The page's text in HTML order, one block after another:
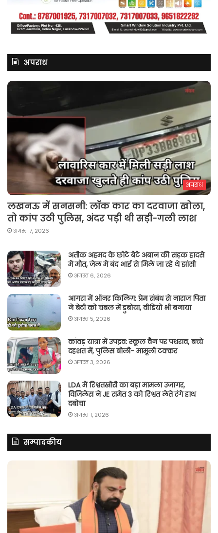
अपराध
अपराध
लखनऊ में सनसनी: लॉक कार का दरवाजा खोला,
तो कांप उठी पुलिस, अंदर पड़ी थी सड़ी-गली लाश
अगस्त 7, 2026
अतीक अहमद के छोटे बेटे अबान की सड़क हादसे
में मौत, जेल में बंद भाई से मिले जा रहे थे झांसी
अगस्त 6, 2026
आगरा में ऑनर किलिग़: प्रेम संबंध से नाराज पिता
ने बेटी को चंबल में डुबोया, वीडियो भी बनाया
अगस्त 5, 2026
कांवड़ यात्रा में उपद्रव: स्कूल वैन पर पथराव, बच्चे
दहशत में, पुलिस बोली- मामूली टक्कर
अगस्त 3, 2026
LDA में रिश्वतखोरी का बड़ा मामला उजागर,
विजिलेंस ने JE समेत 3 को रिश्वत लेते रंगे हाथ
दबोचा
अगस्त 1, 2026
सम्पादकीय